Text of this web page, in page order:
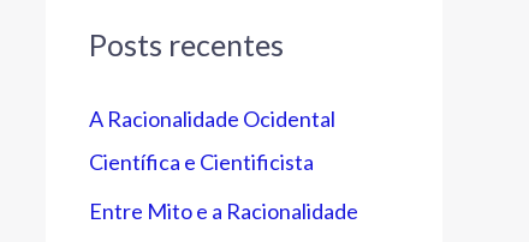
Posts recentes
A Racionalidade Ocidental
Científica e Cientificista
Entre Mito e a Racionalidade